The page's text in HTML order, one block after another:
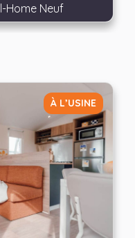
Home Neuf
À L’USINE